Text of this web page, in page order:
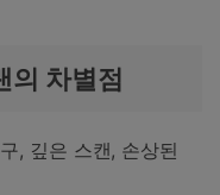
의 차별점
, 깊은 스캔, 손상된